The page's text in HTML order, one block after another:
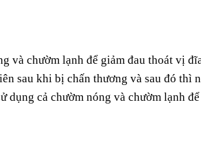
và chườm lạnh để giảm đau thoát vị
sau khi bị chấn thương và sau đó thì
dụng cả chườm nóng và chườm lạnh